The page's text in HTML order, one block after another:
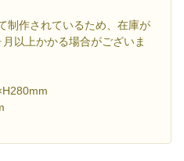
制作されているため、在庫が
以上かかる場合がございま